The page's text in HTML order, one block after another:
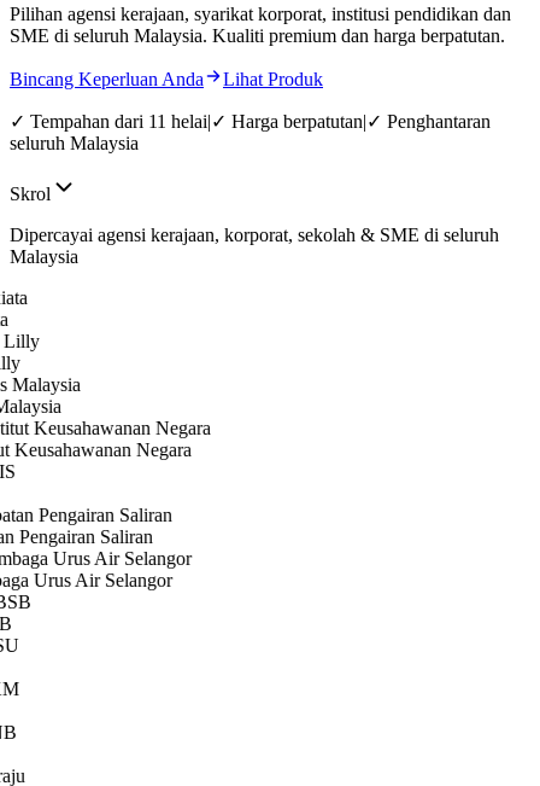
Pilihan agensi kerajaan, syarikat korporat, institusi pendidikan dan
SME di seluruh Malaysia. Kualiti premium dan harga berpatutan.
Bincang Keperluan Anda Lihat Produk
✓ Tempahan dari 11 helai|✓ Harga berpatutan|✓ Penghantaran
seluruh Malaysia
Skrol
Dipercayai agensi kerajaan, korporat, sekolah & SME di seluruh
Malaysia
Negara
Pengairan Saliran
Urus Air Selangor